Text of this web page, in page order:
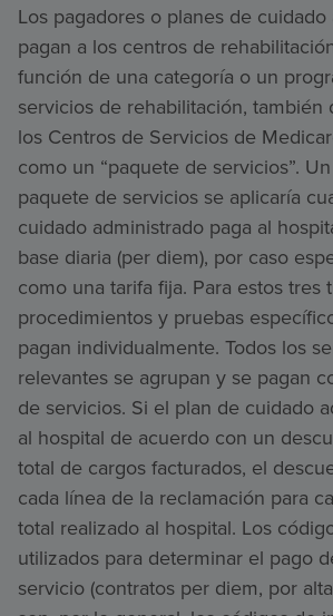
Los pagadores o planes de
pagan a los centros de
función de una categoría o un
servicios de rehabilitación,
los Centros de Servicios de
como un “paquete de servicios”.
paquete de servicios se aplicaría
cuidado administrado paga al
base diaria (per diem), por caso
como una tarifa fija. Para estos tres
procedimientos y pruebas
pagan individualmente. Todos los
relevantes se agrupan y se pagan
de servicios. Si el plan de cuidado
al hospital de acuerdo con un
total de cargos facturados, el
cada línea de la reclamación para
total realizado al hospital. Los
utilizados para determinar el pago
servicio (contratos per diem, por